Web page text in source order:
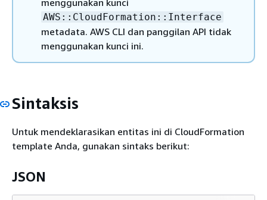
menggunakan kunci
AWS::CloudFormation::Interface
metadata. AWS CLI dan panggilan API tidak
menggunakan kunci ini.
Sintaksis
Untuk mendeklarasikan entitas ini di CloudFormation
template Anda, gunakan sintaks berikut:
JSON